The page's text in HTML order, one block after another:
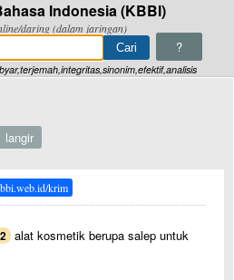
Indonesia (KBBI)
daring (dalam jaringan)
?
langir
krim
2 alat kosmetik berupa salep untuk